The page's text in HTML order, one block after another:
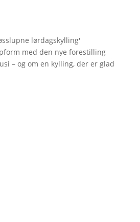
lørdagskylling'
med den nye forestilling
– og om en kylling, der er glad